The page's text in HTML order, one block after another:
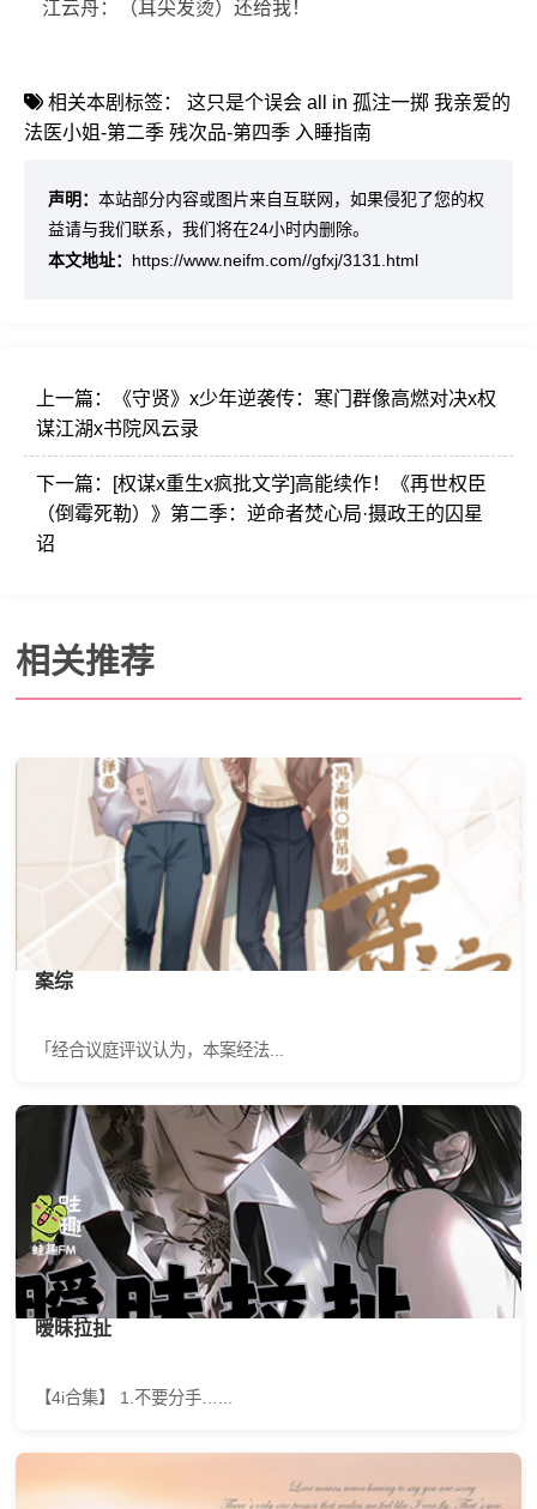
江云舟：（耳尖发烫）还给我！
相关本剧标签： 这只是个误会 all in 孤注一掷 我亲爱的
法医小姐-第二季 残次品-第四季 入睡指南
声明： 本站部分内容或图片来自互联网，如果侵犯了您的权
益请与我们联系，我们将在24小时内删除。
本文地址： https://www.neifm.com//gfxj/3131.html
上一篇：
《守贤》x少年逆袭传：寒门群像高燃对决x权
谋江湖x书院风云录
下一篇：
[权谋x重生x疯批文学]高能续作！《再世权臣
（倒霉死勒）》第二季：逆命者焚心局·摄政王的囚星
诏
相关推荐
案综
「经合议庭评议认为，本案经法...
暧昧拉扯
【4i合集】 1.不要分手…...